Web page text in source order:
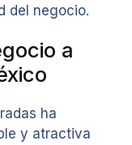
del negocio.
a
ha
y atractiva